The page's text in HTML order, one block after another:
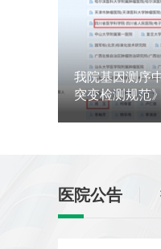
我院基因测序
突变检测规范
医院公告